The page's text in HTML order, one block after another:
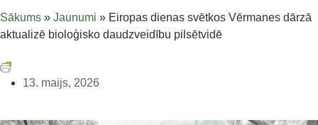
Sākums » Jaunumi » Eiropas dienas svētkos Vērmanes dārzā
aktualizē bioloģisko daudzveidību pilsētvidē
13. maijs, 2026